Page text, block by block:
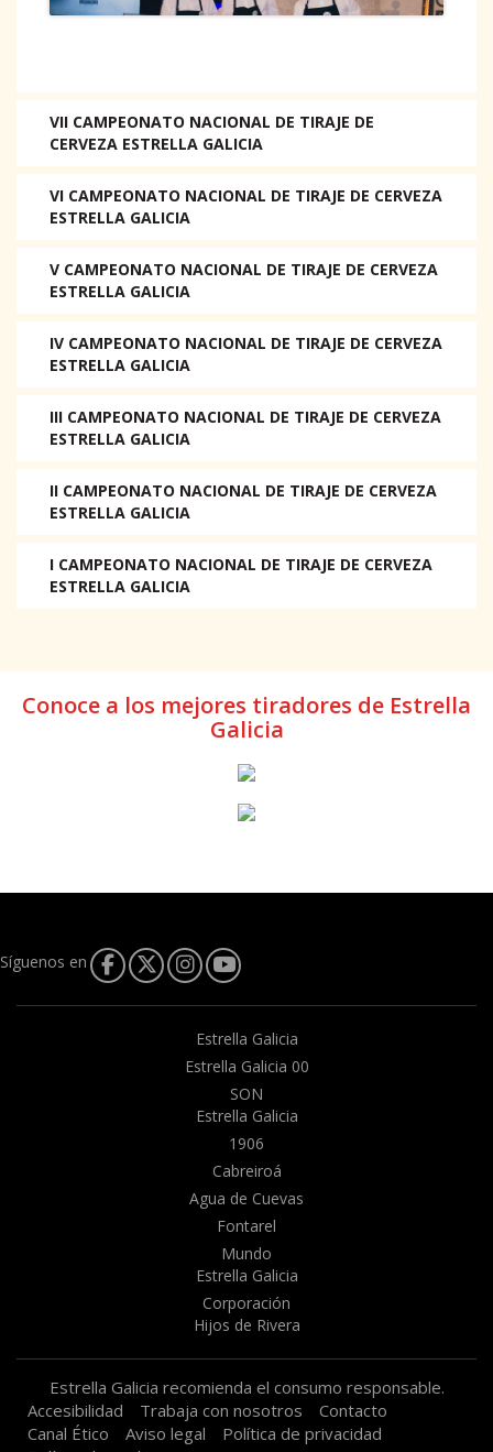
VII CAMPEONATO NACIONAL DE TIRAJE DE
CERVEZA ESTRELLA GALICIA
VI CAMPEONATO NACIONAL DE TIRAJE DE CERVEZA
ESTRELLA GALICIA
V CAMPEONATO NACIONAL DE TIRAJE DE CERVEZA
ESTRELLA GALICIA
IV CAMPEONATO NACIONAL DE TIRAJE DE CERVEZA
ESTRELLA GALICIA
III CAMPEONATO NACIONAL DE TIRAJE DE CERVEZA
ESTRELLA GALICIA
II CAMPEONATO NACIONAL DE TIRAJE DE CERVEZA
ESTRELLA GALICIA
I CAMPEONATO NACIONAL DE TIRAJE DE CERVEZA
ESTRELLA GALICIA
Conoce a los mejores tiradores de Estrella
Galicia
Síguenos en
Estrella Galicia
Estrella Galicia 00
SON
Estrella Galicia
1906
Cabreiroá
Agua de Cuevas
Fontarel
Mundo
Estrella Galicia
Corporación
Hijos de Rivera
Estrella Galicia recomienda el consumo responsable.
Accesibilidad
Trabaja con nosotros
Contacto
Canal Ético
Aviso legal
Política de privacidad